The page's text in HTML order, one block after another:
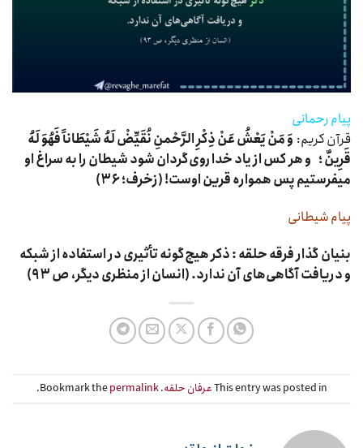
پیام رحمانی
قرآن کریم: وَ مَنْ یَعْشُ عَنْ ذِکْرِ الرَّحْمنِ نُقَیِّضْ لَهُ شَیْطَاناً فَهُوَ لَهُ
قَرِینٌ ؛ و هر کس از یاد خدا روى‌گردان شود شیطان را به سراغ او
میفرستیم پس همواره قرین اوست! (زخرف؛ ۳۶)
پیام شیطانی
بنیان گذار فرقه حلقه :ذکرهیچ‌گونه تأثیری در استفاده از شبکه
و دریافت آگاهی‌های آن ندارد. (انسان از منظری دیگر، ص ۹۳)
This entry was posted inعرفان حلقه. Bookmark the
permalink
.